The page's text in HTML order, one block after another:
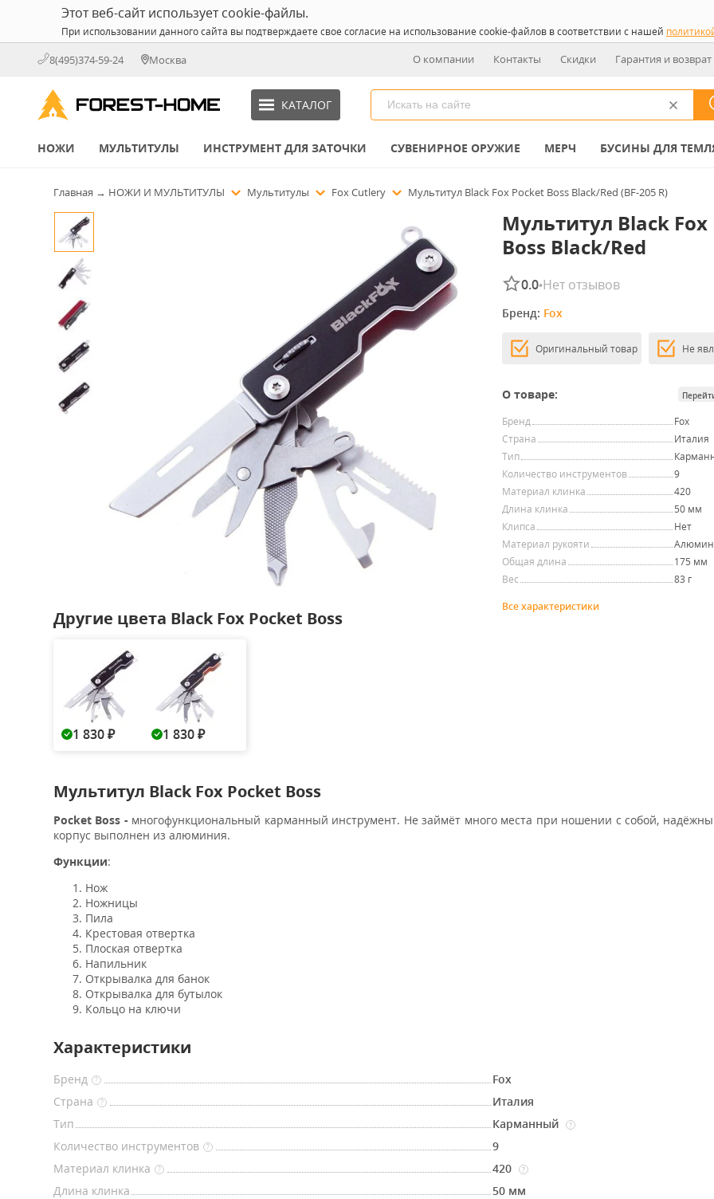
Этот веб-сайт использует cookie-файлы.
При использовании данного сайта вы подтверждаете свое согласие на использование cookie-файлов в соответствии с нашей
8(495)374-59-24 Москва О компании Контакты Скидки Гарантия и возврат
КАТАЛОГ
НОЖИ МУЛЬТИТУЛЫ ИНСТРУМЕНТ ДЛЯ ЗАТОЧКИ СУВЕНИРНОЕ ОРУЖИЕ МЕРЧ БУСИНЫ ДЛЯ
Главная → НОЖИ И МУЛЬТИТУЛЫ Мультитулы Fox Cutlery Мультитул Black Fox Pocket Boss Black/Red (BF-205 R)
Другие цвета Black Fox Pocket Boss
1 830 ₽ 1 830 ₽
Мультитул Black Fox
Boss Black/Red
0.0•Нет отзывов
Бренд: Fox
Оригинальный товар Не
О товаре:
Бренд
Fox
Страна
Италия
Тип
Количество инструментов
9
Материал клинка
420
Длина клинка
50 мм
Клипса
Нет
Материал рукояти
Общая длина
175 мм
Вес
83 г
Все характеристики
Мультитул Black Fox Pocket Boss
Pocket Boss - многофункциональный карманный инструмент. Не займёт много места при ношении с собой,
корпус выполнен из алюминия.
Функции:
Нож
Ножницы
Пила
Крестовая отвертка
Плоская отвертка
Напильник
Открывалка для банок
Открывалка для бутылок
Кольцо на ключи
Характеристики
Бренд ?
Fox
Страна
?
Италия
Тип
Карманный ?
Количество инструментов ?
9
Материал клинка
? 420 ?
Длина клинка
50 мм